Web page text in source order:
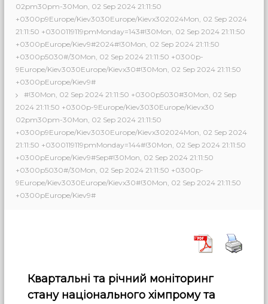
02pm30pm-30Mon, 02 Sep 2024 21:11:50
+0300p9Europe/Kiev3030Europe/Kievx302024Mon, 02 Sep 2024
21:11:50 +0300119119pmMonday=143#!30Mon, 02 Sep 2024 21:11:50
+0300pEurope/Kiev9#2024#!30Mon, 02 Sep 2024 21:11:50
+0300p5030#/30Mon, 02 Sep 2024 21:11:50 +0300p-
9Europe/Kiev3030Europe/Kievx30#!30Mon, 02 Sep 2024 21:11:50
+0300pEurope/Kiev9#
#!30Mon, 02 Sep 2024 21:11:50 +0300p5030#30Mon, 02 Sep
2024 21:11:50 +0300p-9Europe/Kiev3030Europe/Kievx30
02pm30pm-30Mon, 02 Sep 2024 21:11:50
+0300p9Europe/Kiev3030Europe/Kievx302024Mon, 02 Sep 2024
21:11:50 +0300119119pmMonday=144#!30Mon, 02 Sep 2024 21:11:50
+0300pEurope/Kiev9#Sep#!30Mon, 02 Sep 2024 21:11:50
+0300p5030#/30Mon, 02 Sep 2024 21:11:50 +0300p-
9Europe/Kiev3030Europe/Kievx30#!30Mon, 02 Sep 2024 21:11:50
+0300pEurope/Kiev9#
Квартальні та річний моніторинг
стану національного хімпрому та